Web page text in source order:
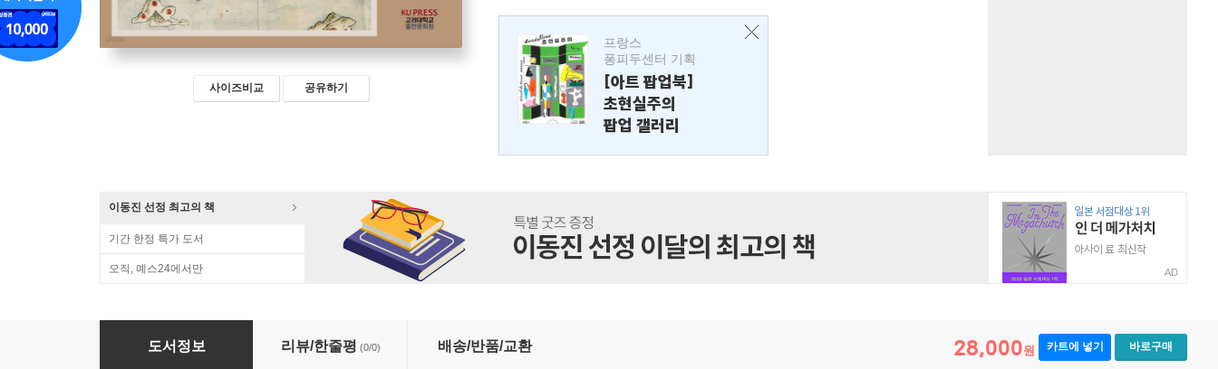
사이즈비교 공유하기
프랑스
퐁피두센터 기획
[아트 팝업북]
초현실주의
팝업 갤러리
이동진 선정 최고의 책
기간 한정 특가 도서
오직, 예스24에서만 AD
외국인과 함께하는 한국사 탐험
도서정보 리뷰/한줄평 (0/0) 배송/반품/교환 28,000원 카트에 넣기 바로구매